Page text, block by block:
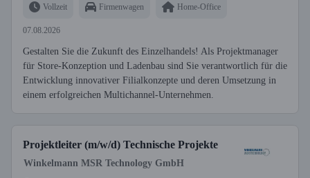
Vollzeit Firmenwagen Home-Office
07.08.2026
Gestalten Sie die Zukunft des Einzelhandels! Als Projektmanager
für Store-Konzeption und Ladenbau sind Sie verantwortlich für die
Entwicklung innovativer Filialkonzepte und deren Umsetzung in
einem erfolgreichen Multichannel-Unternehmen.
Projektleiter (m/w/d) Technische Projekte
Winkelmann MSR Technology GmbH